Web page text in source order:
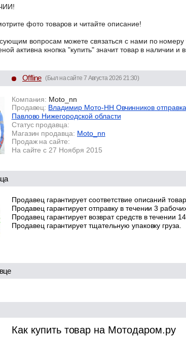
фото товаров и читайте описание!
вопросам можете связаться с нами по
активна кнопка "купить" значит товар в наличии и
Offline (Был на сайте 7 Августа 2026 21:30)
Компания: Moto_nn
Продавец: Владимир Мото-НН Овчинников
Павлово Нижегородской области
Статус продавца:
Магазин продавца: Moto_nn
Продаж на сайте:
На сайте с 27 Ноября 2015
Продавец гарантирует соответствие описаний
Продавец гарантирует отправку в течении 3
Продавец гарантирует возврат средств в течении
Продавец гарантирует тщательную упаковку груза.
Как купить товар на Мотодаром.ру